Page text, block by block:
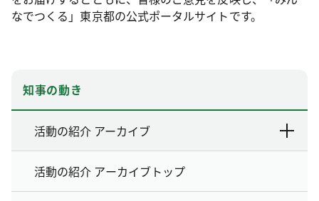
なでつくる」東京都の公式ポータルサイトです。
知事の動き
活動の紹介 アーカイブ
活動の紹介 アーカイブトップ